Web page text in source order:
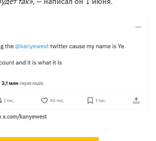
x.com/kanyewest